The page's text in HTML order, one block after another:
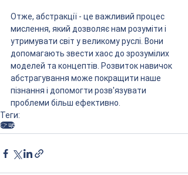
Отже, абстракції - це важливий процес
мислення, який дозволяє нам розуміти і
утримувати світ у великому руслі. Вони
допомагають звести хаос до зрозумілих
моделей та концептів. Розвиток навичок
абстрагування може покращити наше
пізнання і допомогти розв'язувати
проблеми більш ефективно.
Теги:
👉 це